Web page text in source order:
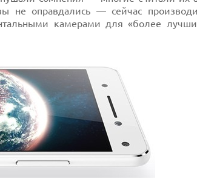
не оправдались — сейчас
камерами для «более